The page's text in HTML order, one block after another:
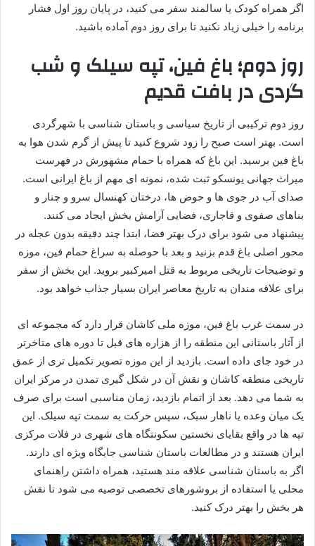
اگر همراه کودک یا سالمند سفر می کنید، در پایان روز اول فشار
برنامه را خیلی زیاد نکنید تا برای روز دوم آماده باشید.
روز دوم؛ باغ فین، تپه سیلک و شب
گردی در بافت قدیم
روز دوم ترکیبی از تاریخ سیاسی و باستان شناسی با شهرگردی
است. بهتر است صبح را زود شروع کنید تا پیش از گرم شدن هوا به
باغ فین برسید. این باغ که همراه با حمام مشهورش در فهرست
میراث جهانی یونسکو ثبت شده، نمونه ای مهم از باغ ایرانی است.
صدای آب در جوی ها و حوض ها، درختان کهنسال سرو و چنار و
بناهای صفوی و قاجاری، فضایی آرامش بخش ایجاد می کنند.
پیشنهاد می شود برای درک بهتر فضا، ابتدا چند دقیقه بدون عجله در
محور اصلی باغ قدم بزنید و بعد با حوصله به سراغ حمام فین، موزه
و توضیحات تاریخی مربوط به قتل امیرکبیر بروید. این بخش از سفر
برای علاقه مندان به تاریخ معاصر ایران بسیار جذاب خواهد بود.
در سمت غرب باغ فین، موزه ملی کاشان قرار دارد که مجموعه ای
از آثار باستانی این منطقه را از هزاره های قبل تا دوره های متاخرتر
در خود جای داده است. بازدید از این موزه تصویر تکمیل تری از عمق
تاریخی منطقه کاشان و نقش آن در شکل گیری تمدن در مرکز ایران
به شما می دهد. بعد از اتمام بازدید، زمان مناسبی است برای صرف
یک میان وعده یا ناهار سبک، سپس حرکت به سمت تپه سیلک. این
تپه ها در واقع بقایای نخستین سکونتگاه های شهری در فلات مرکزی
ایران هستند و در مطالعات باستان شناسی جایگاه ویژه ای دارند.
اگر به باستان شناسی علاقه مند هستید، همراه داشتن راهنمای
محلی یا استفاده از بروشورهای تخصصی توصیه می شود تا نقش
هر بخش را بهتر درک کنید.